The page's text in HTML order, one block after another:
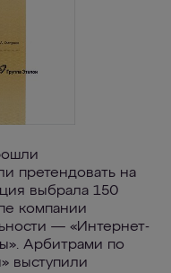
претендовать на
выбрала 150
компании
— «Интернет-
Арбитрами по
выступили